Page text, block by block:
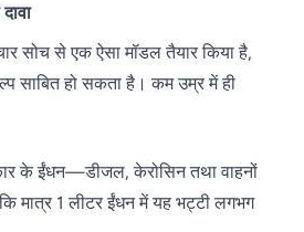
सोच से एक ऐसा मॉडल तैयार किया है,
साबित हो सकता है। कम उम्र में ही
के ईंधन—डीजल, केरोसिन तथा वाहनों
मात्र 1 लीटर ईंधन में यह भट्टी लगभग